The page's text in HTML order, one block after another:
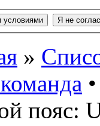
»
•
пояс: